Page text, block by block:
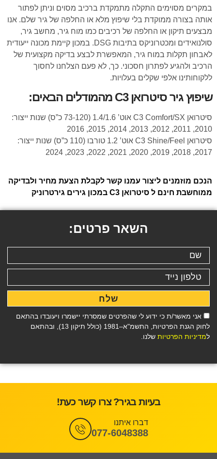
במקרים מסוימים התקלה מתמקדת ברכיב מסוים וניתן לפתור
אותה בצורה ממוקדת בלי שיפוץ מלא או החלפה של גיר שלם. אנו
מבצעים תיקון או החלפה של רכיבים כמו מוח גיר, מחשב גיר,
סולנואידים ומכטרוניקס בתיבות DSG. במכון קיימת מכונה ייעודית
לאבחון תקלות במוח גיר, המאפשרת לבצע בדיקה מקצועית של
הרכיב ולהגיע לפתרון חסכוני. כך, לא פעם הצלחנו לחסוך
ללקוחותינו אלפי שקלים בעלויות.
שיפוץ גיר סיטרואן C3 מהמודלים הבאים:
סיטרואן C3 Comfort/SX אוט’ 1.4/1.6 (73-120 כ”ס) שנות ייצור:
2010, 2011, 2012, 2013, 2014, 2015, 2016
סיטרואן C3 Shine/Feel אוט’ 1.2 טורבו (110 כ”ס) שנות ייצור:
2017, 2018, 2019, 2020, 2021, 2022, 2023, 2024
הנכם מוזמנים ליצור עמנו קשר לקבלת הצעת מחיר ולבדיקה
ממוחשבת חינם ל סיטרואן C3 במכון גירים גירטרוניק
השאר פרטים:
אני מאשר/ת כי ידוע לי שהפרטים שמסרתי יישמרו ויעובדו בהתאם
לחוק הגנת הפרטיות, התשמ"א–1981 (כולל תיקון 13), ובהתאם
למדיניות הפרטיות שלנו.
שלח
בעיות בגיר? צרו קשר כעת!
דברו איתנו
077-6048388